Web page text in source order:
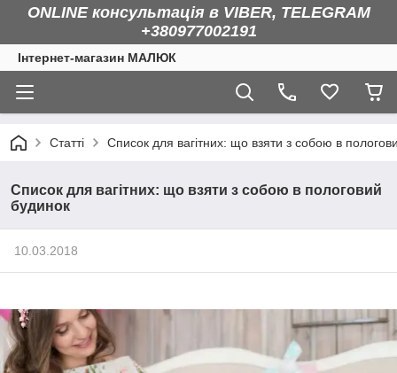
ONLINE консультація в VIBER, TELEGRAM
+380977002191
Інтернет-магазин МАЛЮК
Статті Список для вагітних: що взяти з собою в
Список для вагітних: що взяти з собою в пологовий
будинок
10.03.2018